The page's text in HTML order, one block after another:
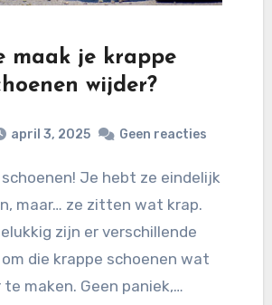
maak je krappe
wijder?
april 3, 2025 Geen reacties
maar… ze zitten wat krap.
zijn er verschillende
die krappe schoenen wat
maken. Geen paniek,…